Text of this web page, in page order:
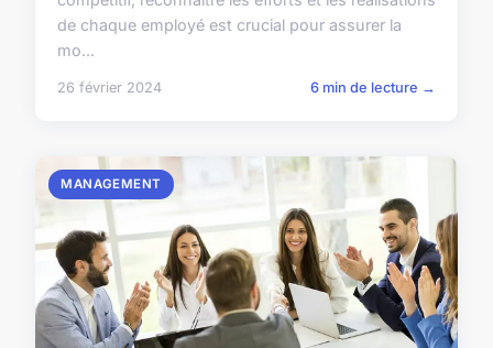
de chaque employé est crucial pour assurer la
mo...
26 février 2024 6 min de lecture →
MANAGEMENT